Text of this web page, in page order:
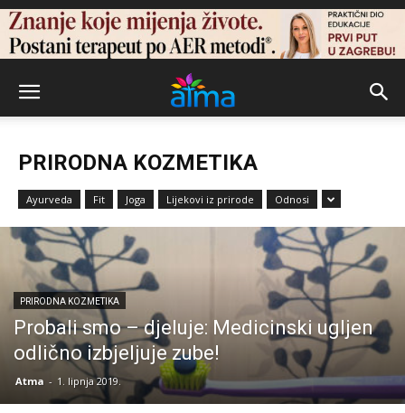
PRIRODNA KOZMETIKA
Ayurveda Fit Joga Lijekovi iz prirode Odnosi
PRIRODNA KOZMETIKA
Probali smo – djeluje: Medicinski ugljen
odlično izbjeljuje zube!
Atma - 1. lipnja 2019.